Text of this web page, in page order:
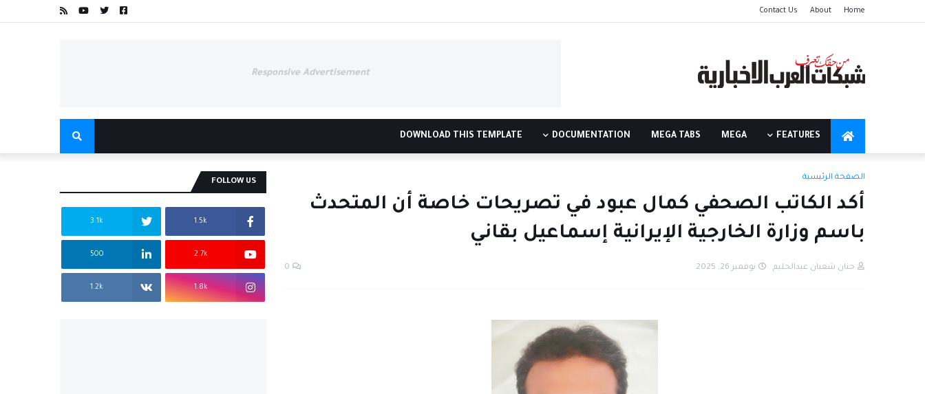
Home
About
Contact Us
Responsive Advertisement
FEATURES
MEGA
MEGA TABS
DOCUMENTATION
DOWNLOAD THIS TEMPLATE
الصفحة الرئيسية
أكد الكاتب الصحفي كمال عبود في تصريحات خاصة أن المتحدث
باسم وزارة الخارجية الإيرانية إسماعيل بقاني
حنان شعبان عبدالحليم نوفمبر 26, 2025 0
FOLLOW US
1.5k
3.1k
2.7k
500
1.8k
1.2k